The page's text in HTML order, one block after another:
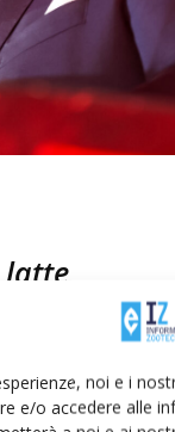
noi e i
e/o accedere alle
latte
stati presentati i
di euro, in
del latte